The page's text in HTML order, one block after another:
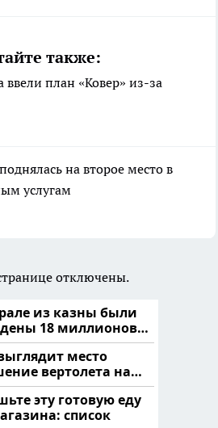
также:
ввели план «Ковер» из-за
на второе место в
услугам
отключены.
из казны были
18 миллионов
место
вертолета на
смотреть
эту готовую еду
список